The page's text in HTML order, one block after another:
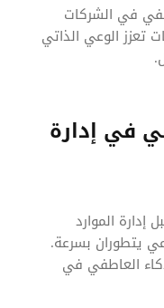
في الشركات
تعزز الوعي الذاتي
في إدارة
الموارد
يتطوران بسرعة.
العاطفي في